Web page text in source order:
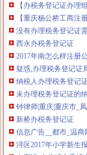
【重庆杨公桥工商注
没有办理税务登记证
西永办税务登记证
2017年南怎么样注册
疑惑,办理税务登记证
纳税人办理税务登记
未办理税务登记证的
钟律师|重庆|重庆市_
新桥办税务登记证
信息广告__都市_温商网
浔区2017年小学新生
内容详-中共绵市委绵